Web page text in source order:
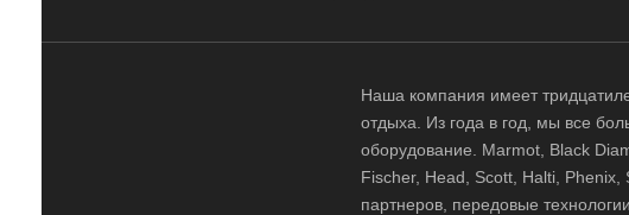
Наша компания имеет
отдыха. Из года в год, мы все
оборудование. Marmot, Black
Fischer, Head, Scott, Halti,
партнеров, передовые